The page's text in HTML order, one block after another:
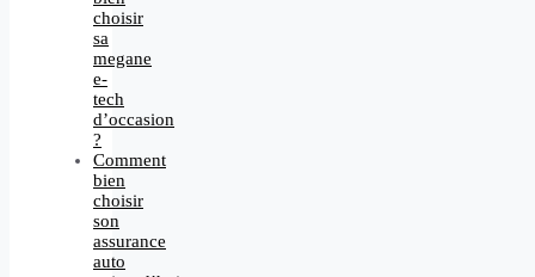
choisir
sa
megane
e-
tech
d’occasion
?
Comment
bien
choisir
son
assurance
auto